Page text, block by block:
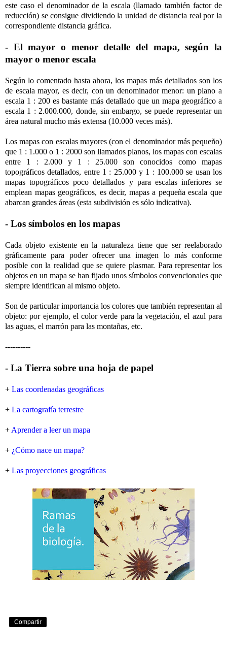
este caso el denominador de la escala (llamado también factor de
reducción) se consigue dividiendo la unidad de distancia real por la
correspondiente distancia gráfica.
- El mayor o menor detalle del mapa, según la
mayor o menor escala
Según lo comentado hasta ahora, los mapas más detallados son los
de escala mayor, es decir, con un denominador menor: un plano a
escala 1 : 200 es bastante más detallado que un mapa geográfico a
escala 1 : 2.000.000, donde, sin embargo, se puede representar un
área natural mucho más extensa (10.000 veces más).
Los mapas con escalas mayores (con el denominador más pequeño)
que 1 : 1.000 o 1 : 2000 son llamados planos, los mapas con escalas
entre 1 : 2.000 y 1 : 25.000 son conocidos como mapas
topográficos detallados, entre 1 : 25.000 y 1 : 100.000 se usan los
mapas topográficos poco detallados y para escalas inferiores se
emplean mapas geográficos, es decir, mapas a pequeña escala que
abarcan grandes áreas (esta subdivisión es sólo indicativa).
- Los símbolos en los mapas
Cada objeto existente en la naturaleza tiene que ser reelaborado
gráficamente para poder ofrecer una imagen lo más conforme
posible con la realidad que se quiere plasmar. Para representar los
objetos en un mapa se han fijado unos símbolos convencionales que
siempre identifican al mismo objeto.
Son de particular importancia los colores que también representan al
objeto: por ejemplo, el color verde para la vegetación, el azul para
las aguas, el marrón para las montañas, etc.
----------
- La Tierra sobre una hoja de papel
+ Las coordenadas geográficas
+ La cartografía terrestre
+ Aprender a leer un mapa
+ ¿Cómo nace un mapa?
+ Las proyecciones geográficas
Compartir